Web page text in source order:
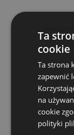
Ta
cookie
Ta strona
zapewnić
na
cookie
polityki